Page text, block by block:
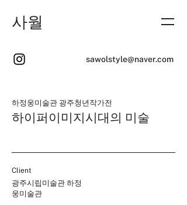
사월
sawolstyle@naver.com
하정웅미술관 광주청년작가전
하이퍼이미지시대의 미술
Client
광주시립미술관 하정
웅미술관